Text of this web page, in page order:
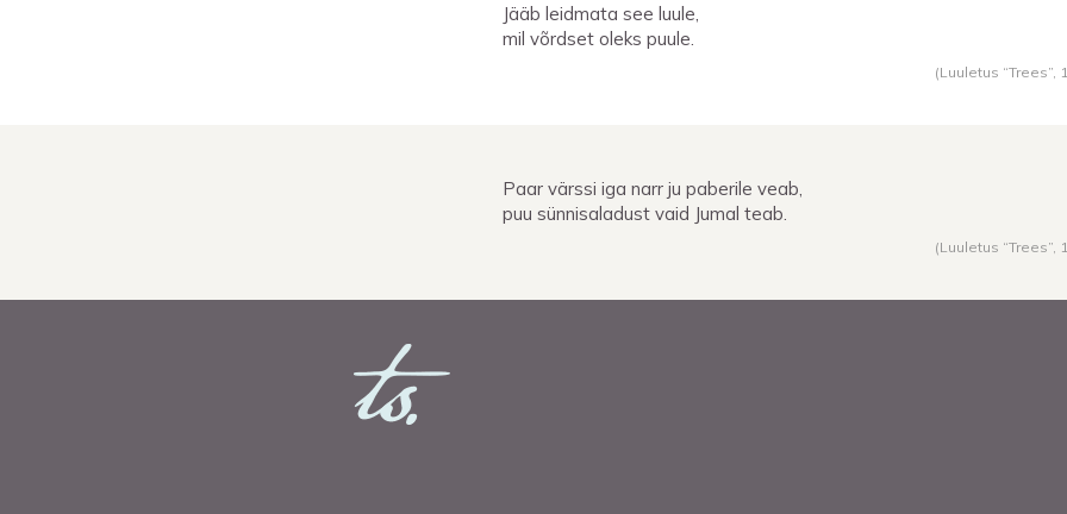
Jääb leidmata see luule,
mil võrdset oleks puule.
(Luuletus “Trees”,
Paar värssi iga narr ju paberile veab,
puu sünnisaladust vaid Jumal teab.
(Luuletus “Trees”,